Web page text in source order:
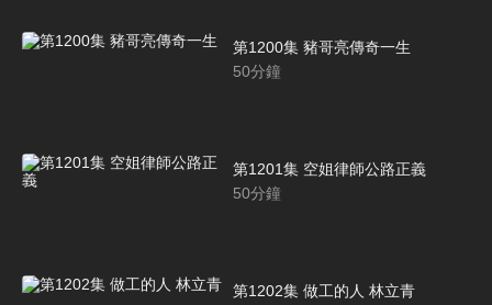
第1200集 豬哥亮傳奇一生
50分鐘
第1201集 空姐律師公路正義
50分鐘
第1202集 做工的人 林立青